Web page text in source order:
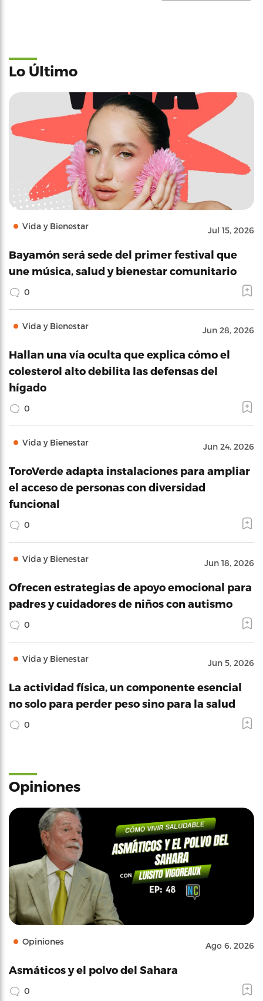
Lo Último
Vida y Bienestar Jul 15, 2026
Bayamón será sede del primer festival que
une música, salud y bienestar comunitario
0
Vida y Bienestar Jun 28, 2026
Hallan una vía oculta que explica cómo el
colesterol alto debilita las defensas del
hígado
0
Vida y Bienestar Jun 24, 2026
ToroVerde adapta instalaciones para ampliar
el acceso de personas con diversidad
funcional
0
Vida y Bienestar Jun 18, 2026
Ofrecen estrategias de apoyo emocional para
padres y cuidadores de niños con autismo
0
Vida y Bienestar Jun 5, 2026
La actividad física, un componente esencial
no solo para perder peso sino para la salud
0
Opiniones
Opiniones Ago 6, 2026
Asmáticos y el polvo del Sahara
0